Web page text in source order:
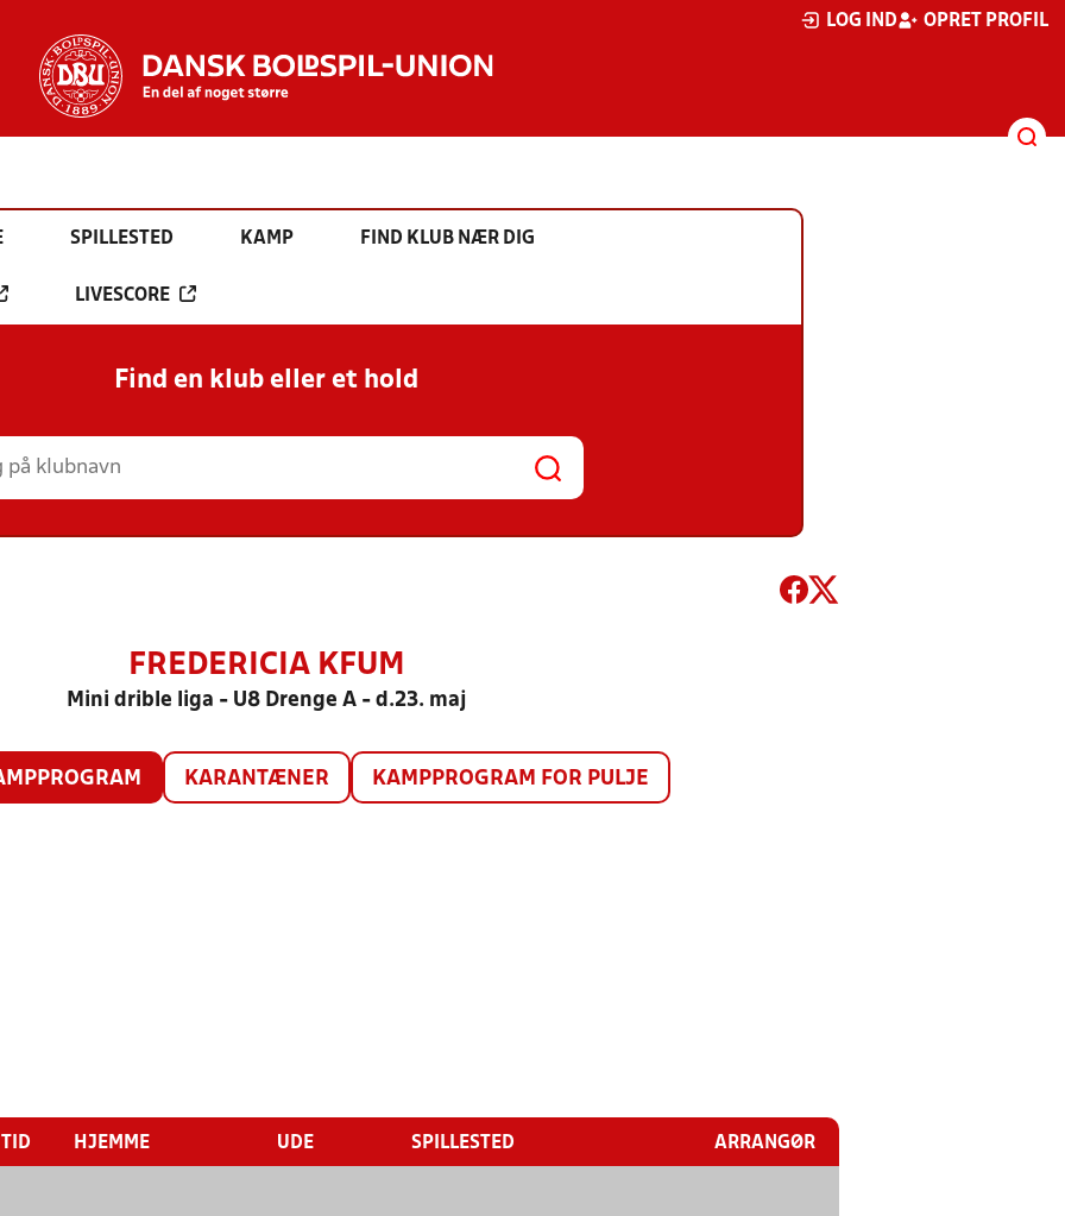
LOG IND OPRET PROFIL
SPILLESTED KAMP FIND KLUB NÆR DIG
LIVESCORE
Find en klub eller et hold
FREDERICIA KFUM
Mini drible liga - U8 Drenge A - d.23. maj
KARANTÆNER KAMPPROGRAM FOR PULJE
TID HJEMME UDE SPILLESTED ARRANGØR